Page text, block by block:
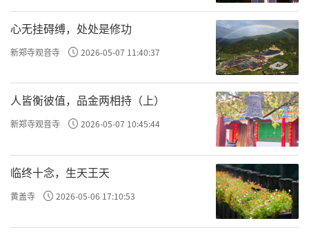
心无挂碍缚，处处是修功
新郑寺观音寺 2026-05-07 11:40:37
人皆衡彼值，品金两相持（上）
新郑寺观音寺 2026-05-07 10:45:44
临终十念，生天王天
黄盖寺 2026-05-06 17:10:53